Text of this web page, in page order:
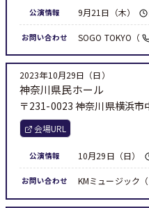
公演情報 9月21日（木）
お問い合わせ SOGO TOKYO
2023年10月29日（日）
神奈川県民ホール
〒231-0023 神奈川県横浜市
会場URL
公演情報 10月29日（日）
お問い合わせ KMミュージック